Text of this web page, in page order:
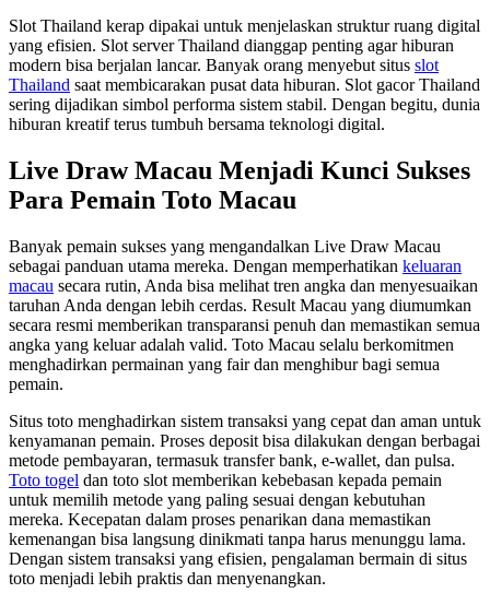
Slot Thailand kerap dipakai untuk menjelaskan struktur ruang digital
yang efisien. Slot server Thailand dianggap penting agar hiburan
modern bisa berjalan lancar. Banyak orang menyebut situs slot
Thailand saat membicarakan pusat data hiburan. Slot gacor Thailand
sering dijadikan simbol performa sistem stabil. Dengan begitu, dunia
hiburan kreatif terus tumbuh bersama teknologi digital.
Live Draw Macau Menjadi Kunci Sukses
Para Pemain Toto Macau
Banyak pemain sukses yang mengandalkan Live Draw Macau
sebagai panduan utama mereka. Dengan memperhatikan keluaran
macau secara rutin, Anda bisa melihat tren angka dan menyesuaikan
taruhan Anda dengan lebih cerdas. Result Macau yang diumumkan
secara resmi memberikan transparansi penuh dan memastikan semua
angka yang keluar adalah valid. Toto Macau selalu berkomitmen
menghadirkan permainan yang fair dan menghibur bagi semua
pemain.
Situs toto menghadirkan sistem transaksi yang cepat dan aman untuk
kenyamanan pemain. Proses deposit bisa dilakukan dengan berbagai
metode pembayaran, termasuk transfer bank, e-wallet, dan pulsa.
Toto togel dan toto slot memberikan kebebasan kepada pemain
untuk memilih metode yang paling sesuai dengan kebutuhan
mereka. Kecepatan dalam proses penarikan dana memastikan
kemenangan bisa langsung dinikmati tanpa harus menunggu lama.
Dengan sistem transaksi yang efisien, pengalaman bermain di situs
toto menjadi lebih praktis dan menyenangkan.